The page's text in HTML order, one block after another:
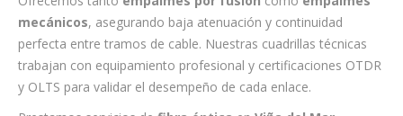
mecánicos, asegurando baja atenuación y continuidad
perfecta entre tramos de cable. Nuestras cuadrillas técnicas
trabajan con equipamiento profesional y certificaciones OTDR
y OLTS para validar el desempeño de cada enlace.